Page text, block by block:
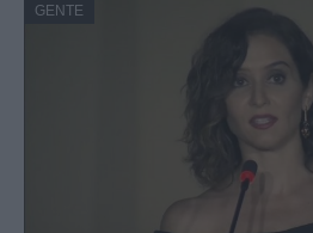
GENTE